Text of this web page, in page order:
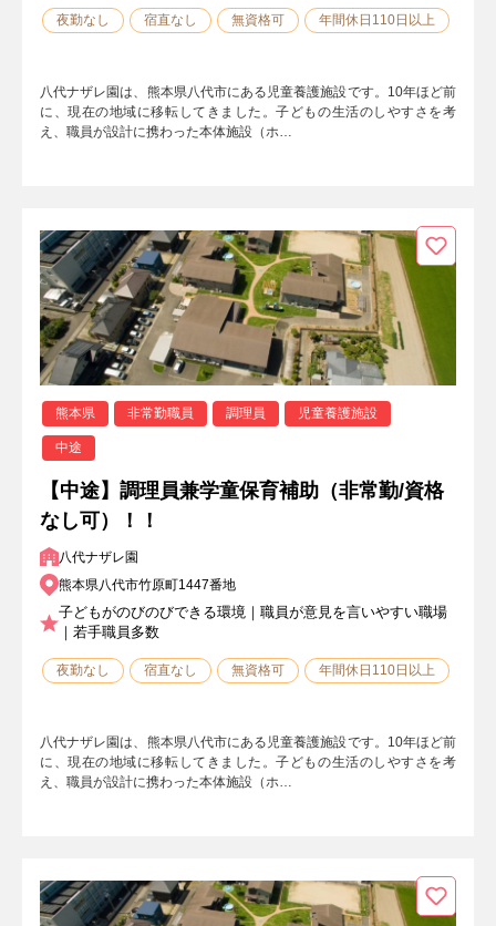
夜勤なし 宿直なし 無資格可 年間休日110日以上
八代ナザレ園は、熊本県八代市にある児童養護施設です。10年ほど前
に、現在の地域に移転してきました。子どもの生活のしやすさを考
え、職員が設計に携わった本体施設（ホ…
熊本県 非常勤職員 調理員 児童養護施設
中途
【中途】調理員兼学童保育補助（非常勤/資格
なし可）！！
八代ナザレ園
熊本県八代市竹原町1447番地
子どもがのびのびできる環境｜職員が意見を言いやすい職場
｜若手職員多数
夜勤なし 宿直なし 無資格可 年間休日110日以上
八代ナザレ園は、熊本県八代市にある児童養護施設です。10年ほど前
に、現在の地域に移転してきました。子どもの生活のしやすさを考
え、職員が設計に携わった本体施設（ホ…